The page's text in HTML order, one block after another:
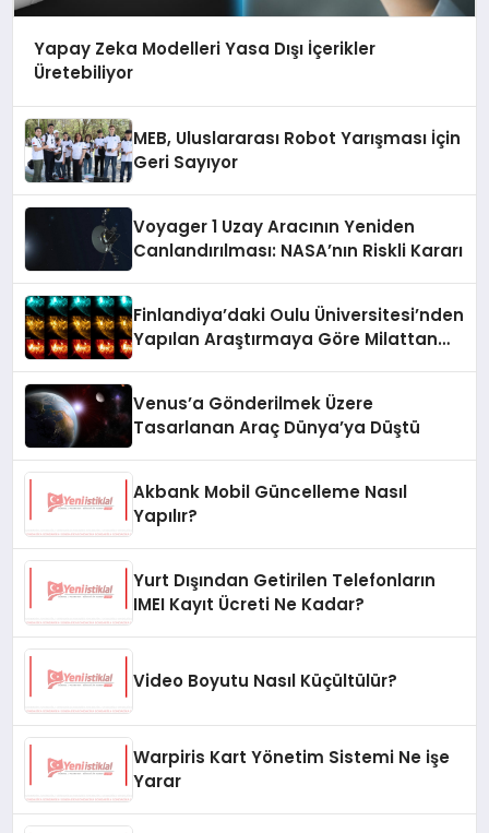
Yapay Zeka Modelleri Yasa Dışı İçerikler
Üretebiliyor
MEB, Uluslararası Robot Yarışması İçin
Geri Sayıyor
Voyager 1 Uzay Aracının Yeniden
Canlandırılması: NASA’nın Riskli Kararı
Finlandiya’daki Oulu Üniversitesi’nden
Yapılan Araştırmaya Göre Milattan
Venus’a Gönderilmek Üzere
Tasarlanan Araç Dünya’ya Düştü
Akbank Mobil Güncelleme Nasıl
Yapılır?
Yurt Dışından Getirilen Telefonların
IMEI Kayıt Ücreti Ne Kadar?
Video Boyutu Nasıl Küçültülür?
Warpiris Kart Yönetim Sistemi Ne işe
Yarar